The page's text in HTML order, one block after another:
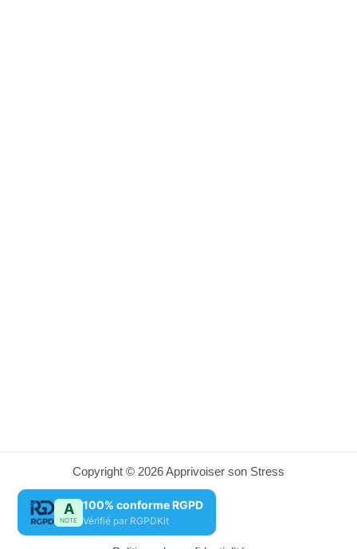
Copyright © 2026 Apprivoiser son Stress
A
NOTE
100% conforme RGPD
Vérifié par RGPDKit